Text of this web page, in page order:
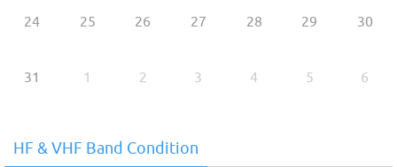
24 25 26 27 28 29 30
31 1 2 3 4 5 6
HF & VHF Band Condition